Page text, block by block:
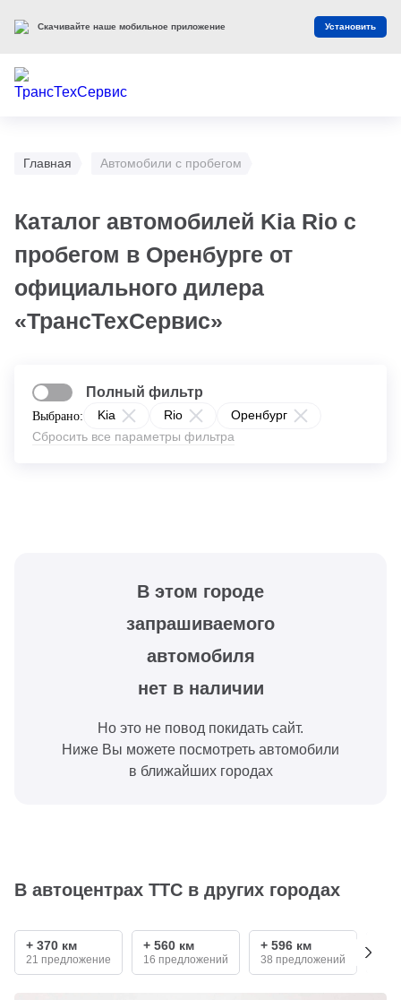
Главная Автомобили с пробегом
Каталог автомобилей Kia Rio с
пробегом в Оренбурге от
официального дилера
«ТрансТехСервис»
Выбрано: Kia Rio
Оренбург
Сбросить все параметры фильтра
Полный фильтр
В этом городе
запрашиваемого
автомобиля
нет в наличии
Но это не повод покидать сайт.
Ниже Вы можете посмотреть автомобили
в ближайших городах
В автоцентрах ТТС в других городах
+ 370 км
21 предложение
+ 560 км
16 предложений
+ 596 км
38 предложений
Скачивайте наше мобильное приложение Установить